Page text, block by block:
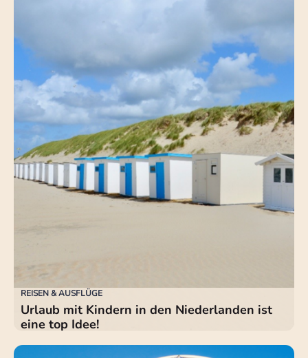
REISEN & AUSFLÜGE
Urlaub mit Kindern in den Niederlanden ist
eine top Idee!